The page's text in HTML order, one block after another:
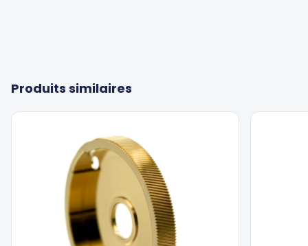
Produits similaires